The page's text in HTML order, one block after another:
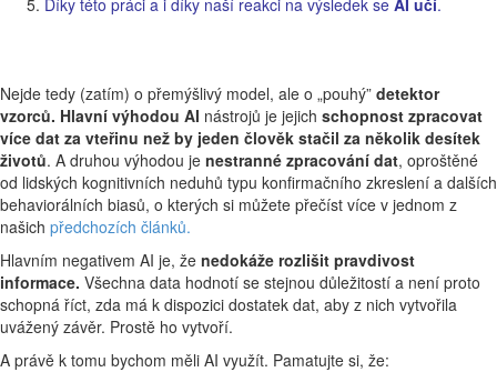
Díky této práci a i díky naší reakci na výsledek se AI učí.
Nejde tedy (zatím) o přemýšlivý model, ale o „pouhý” detektor
vzorců. Hlavní výhodou AI nástrojů je jejich schopnost zpracovat
více dat za vteřinu než by jeden člověk stačil za několik desítek
životů. A druhou výhodou je nestranné zpracování dat, oproštěné
od lidských kognitivních neduhů typu konfirmačního zkreslení a dalších
behaviorálních biasů, o kterých si můžete přečíst více v jednom z
našich předchozích článků.
Hlavním negativem AI je, že nedokáže rozlišit pravdivost
informace. Všechna data hodnotí se stejnou důležitostí a není proto
schopná říct, zda má k dispozici dostatek dat, aby z nich vytvořila
uvážený závěr. Prostě ho vytvoří.
A právě k tomu bychom měli AI využít. Pamatujte si, že: